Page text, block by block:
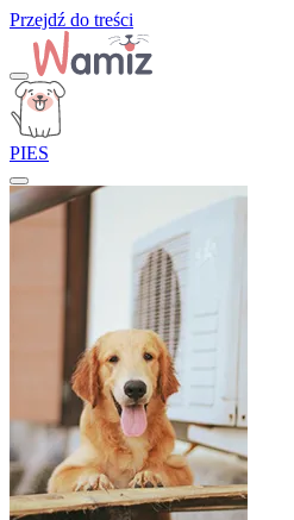
Przejdź do treści
PIES